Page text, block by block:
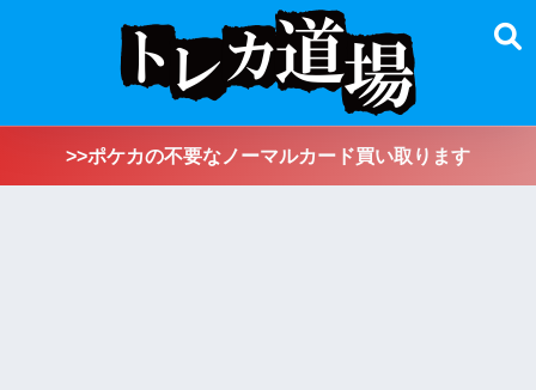
>>ポケカの不要なノーマルカード買い取ります